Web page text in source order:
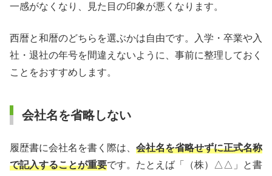
一感がなくなり、見た目の印象が悪くなります。
西暦と和暦のどちらを選ぶかは自由です。入学・卒業や入
社・退社の年号を間違えないように、事前に整理しておく
ことをおすすめします。
会社名を省略しない
履歴書に会社名を書く際は、 会社名を省略せずに正式名称
で記入することが重要です。たとえば「（株）△△」と書